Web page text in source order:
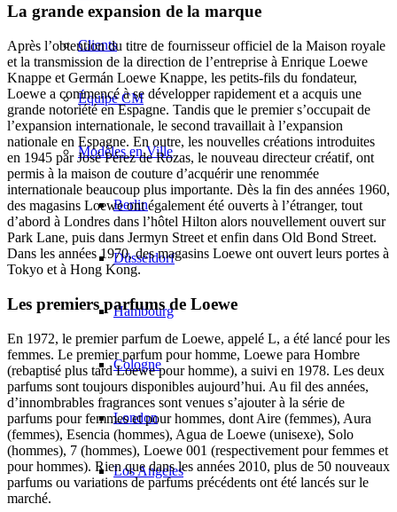
Clients
Équipe CM
Modèles en Ville
Berlin
Düsseldorf
Hambourg
Cologne
London
Los Angeles
La grande expansion de la marque
Après l’obtention du titre de fournisseur officiel de la Maison royale
et la transmission de la direction de l’entreprise à Enrique Loewe
Knappe et Germán Loewe Knappe, les petits-fils du fondateur,
Loewe a commencé à se développer rapidement et a acquis une
grande notoriété en Espagne. Tandis que le premier s’occupait de
l’expansion internationale, le second travaillait à l’expansion
nationale en Espagne. En outre, les nouvelles créations introduites
en 1945 par José Pérez de Rozas, le nouveau directeur créatif, ont
permis à la maison de couture d’acquérir une renommée
internationale beaucoup plus importante. Dès la fin des années 1960,
des magasins Loewe ont également été ouverts à l’étranger, tout
d’abord à Londres dans l’hôtel Hilton alors nouvellement ouvert sur
Park Lane, puis dans Jermyn Street et enfin dans Old Bond Street.
Dans les années 1970, des magasins Loewe ont ouvert leurs portes à
Tokyo et à Hong Kong.
Les premiers parfums de Loewe
En 1972, le premier parfum de Loewe, appelé L, a été lancé pour les
femmes. Le premier parfum pour homme, Loewe para Hombre
(rebaptisé plus tard Loewe pour homme), a suivi en 1978. Les deux
parfums sont toujours disponibles aujourd’hui. Au fil des années,
d’innombrables fragrances sont venues s’ajouter à la série de
parfums pour femmes et pour hommes, dont Aire (femmes), Aura
(femmes), Esencia (hommes), Agua de Loewe (unisexe), Solo
(hommes), 7 (hommes), Loewe 001 (respectivement pour femmes et
pour hommes). Rien que dans les années 2010, plus de 50 nouveaux
parfums ou variations de parfums précédents ont été lancés sur le
marché.